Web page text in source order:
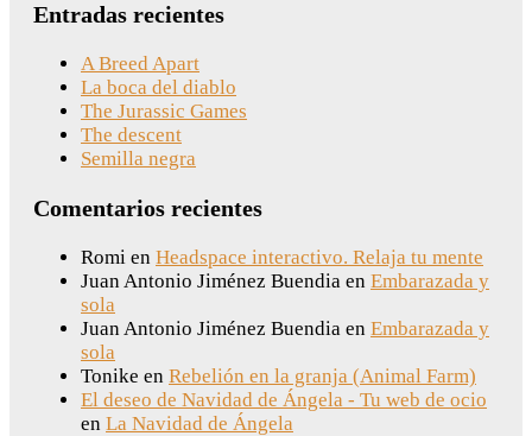
Entradas recientes
A Breed Apart
La boca del diablo
The Jurassic Games
The descent
Semilla negra
Comentarios recientes
Romi en Headspace interactivo. Relaja tu mente
Juan Antonio Jiménez Buendia en Embarazada y
sola
Juan Antonio Jiménez Buendia en Embarazada y
sola
Tonike en Rebelión en la granja (Animal Farm)
El deseo de Navidad de Ángela - Tu web de ocio
en La Navidad de Ángela